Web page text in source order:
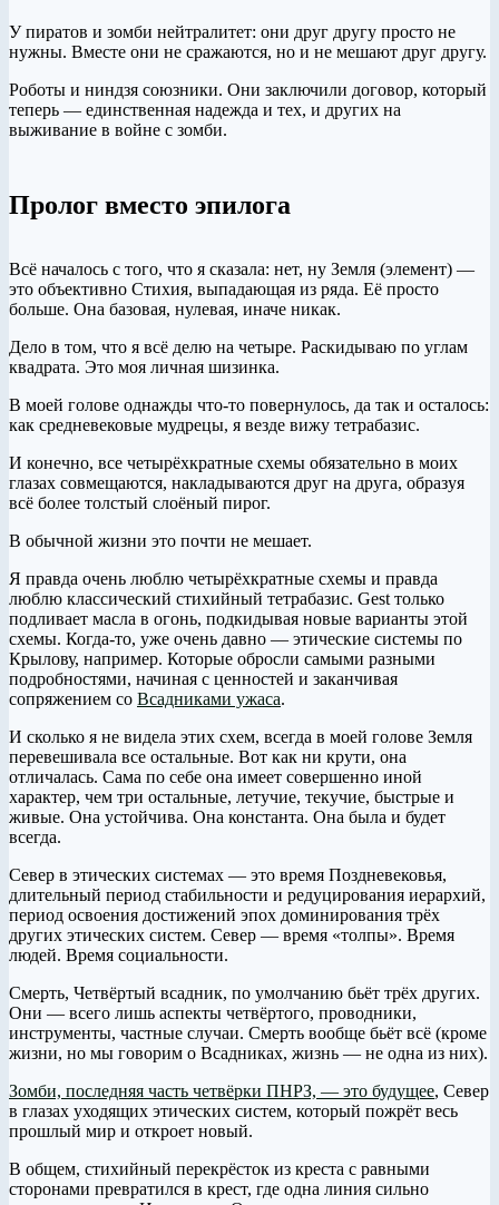
У пиратов и зомби нейтралитет: они друг другу просто не
нужны. Вместе они не сражаются, но и не мешают друг другу.
Роботы и ниндзя союзники. Они заключили договор, который
теперь — единственная надежда и тех, и других на
выживание в войне с зомби.
Пролог вместо эпилога
Всё началось с того, что я сказала: нет, ну Земля (элемент) —
это объективно Стихия, выпадающая из ряда. Её просто
больше. Она базовая, нулевая, иначе никак.
Дело в том, что я всё делю на четыре. Раскидываю по углам
квадрата. Это моя личная шизинка.
В моей голове однажды что-то повернулось, да так и осталось:
как средневековые мудрецы, я везде вижу тетрабазис.
И конечно, все четырёхкратные схемы обязательно в моих
глазах совмещаются, накладываются друг на друга, образуя
всё более толстый слоёный пирог.
В обычной жизни это почти не мешает.
Я правда очень люблю четырёхкратные схемы и правда
люблю классический стихийный тетрабазис. Gest только
подливает масла в огонь, подкидывая новые варианты этой
схемы. Когда-то, уже очень давно — этические системы по
Крылову, например. Которые обросли самыми разными
подробностями, начиная с ценностей и заканчивая
сопряжением со Всадниками ужаса.
И сколько я не видела этих схем, всегда в моей голове Земля
перевешивала все остальные. Вот как ни крути, она
отличалась. Сама по себе она имеет совершенно иной
характер, чем три остальные, летучие, текучие, быстрые и
живые. Она устойчива. Она константа. Она была и будет
всегда.
Север в этических системах — это время Поздневековья,
длительный период стабильности и редуцирования иерархий,
период освоения достижений эпох доминирования трёх
других этических систем. Север — время «толпы». Время
людей. Время социальности.
Смерть, Четвёртый всадник, по умолчанию бьёт трёх других.
Они — всего лишь аспекты четвёртого, проводники,
инструменты, частные случаи. Смерть вообще бьёт всё (кроме
жизни, но мы говорим о Всадниках, жизнь — не одна из них).
Зомби, последняя часть четвёрки ПНРЗ, — это будущее, Север
в глазах уходящих этических систем, который пожрёт весь
прошлый мир и откроет новый.
В общем, стихийный перекрёсток из креста с равными
сторонами превратился в крест, где одна линия сильно